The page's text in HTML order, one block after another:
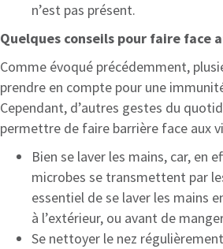
n’est pas présent.
Quelques conseils pour faire face
Comme évoqué précédemment,
prendre en compte pour une
Cependant, d’autres gestes du
permettre de faire barrière face aux
Bien se laver les mains, car, en
microbes se transmettent par
essentiel de se laver les mains
à l’extérieur, ou avant de
Se nettoyer le nez